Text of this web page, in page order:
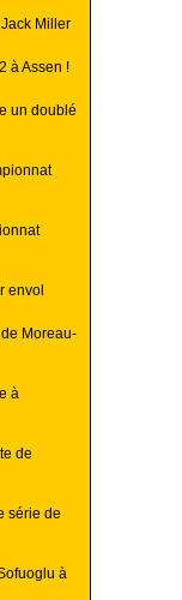
Miller
à Assen !
un doublé
envol
Moreau-
à
de
série de
à